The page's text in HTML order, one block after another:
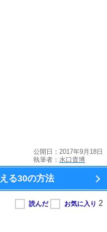
公開日：2017年9月18日
執筆者： 水口貴博
る30の方法